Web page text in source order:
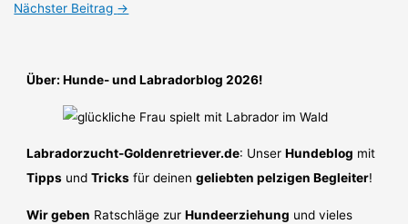
Nächster Beitrag →
Über: Hunde- und Labradorblog 2026!
Labradorzucht-Goldenretriever.de: UnserHundeblog mit
Tipps undTricks für deinengeliebten pelzigen Begleiter!
Wir geben Ratschläge zurHundeerziehung und vieles